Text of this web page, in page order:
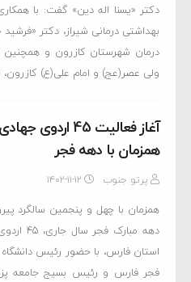
دکتر «یسنا اله دین» گفت: با
بهداشتی درمانی شیراز، دکتر
درمان شهرستان کازرون و همچنین
ولی عصر(عج) و امام علی(ع)
آغاز فعالیت 45
همزمان با دهه فجر
پرتو جنوب ۱۴۰۲-۱۱-۱۲
همزمان با چهل و پنجمین سالگرد
دهه
استان فارس، با حضور رئیس دانشگاه
فجر فارس و رئیس بسیج جامعه